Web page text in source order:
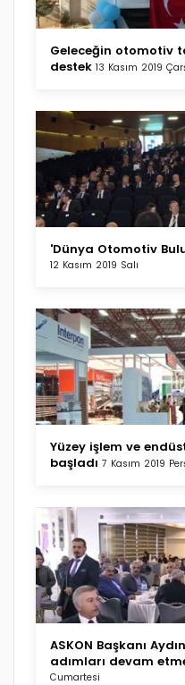
Geleceğin otomotiv
destek 13 Kasım 2019
'Dünya Otomotiv
12 Kasım 2019 Salı
Yüzey işlem ve
başladı 7 Kasım 2019
ASKON Başkanı
adımları devam
Cumartesi